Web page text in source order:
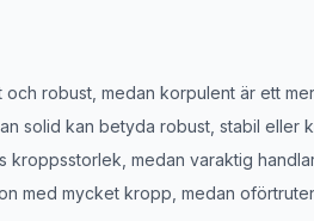
robust, medan korpulent är ett
solid kan betyda robust, stabil eller
kroppsstorlek, medan varaktig
med mycket kropp, medan